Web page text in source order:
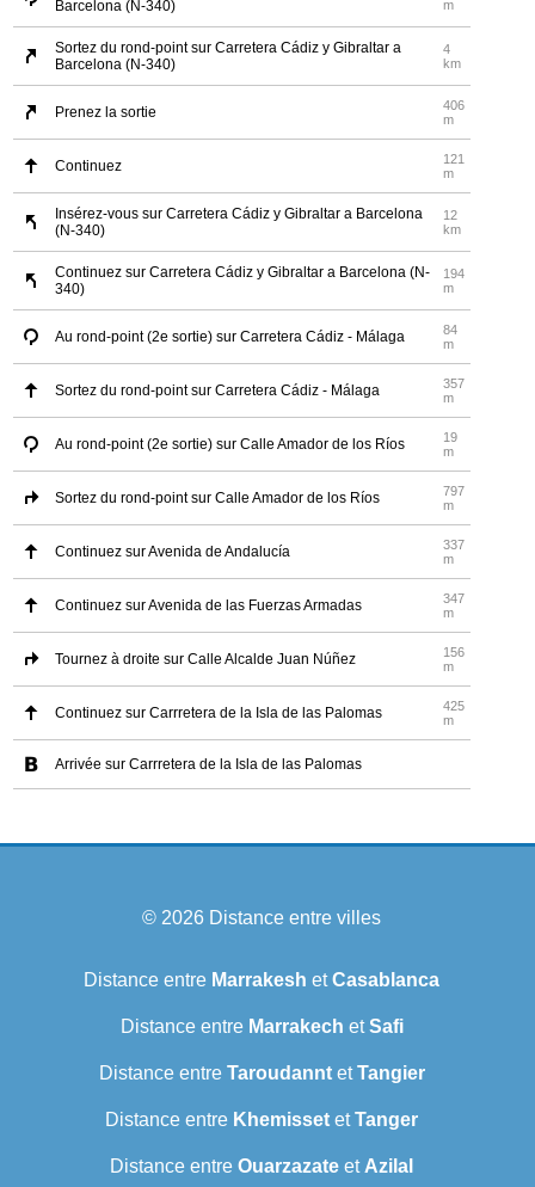
Barcelona (N-340)
m
Sortez du rond-point sur Carretera Cádiz y Gibraltar a
Barcelona (N-340)
4
km
Prenez la sortie
406
m
Continuez
121
m
Insérez-vous sur Carretera Cádiz y Gibraltar a Barcelona
(N-340)
12
km
Continuez sur Carretera Cádiz y Gibraltar a Barcelona (N-
340)
194
m
Au rond-point (2e sortie) sur Carretera Cádiz - Málaga
84
m
Sortez du rond-point sur Carretera Cádiz - Málaga
357
m
Au rond-point (2e sortie) sur Calle Amador de los Ríos
19
m
Sortez du rond-point sur Calle Amador de los Ríos
797
m
Continuez sur Avenida de Andalucía
337
m
Continuez sur Avenida de las Fuerzas Armadas
347
m
Tournez à droite sur Calle Alcalde Juan Núñez
156
m
Continuez sur Carrretera de la Isla de las Palomas
425
m
Arrivée sur Carrretera de la Isla de las Palomas
© 2026 Distance entre villes
Distance entre Marrakesh etCasablanca
Distance entre Marrakech etSafi
Distance entre TaroudanntetTangier
Distance entre Khemisset etTanger
Distance entre Ouarzazate et Azilal